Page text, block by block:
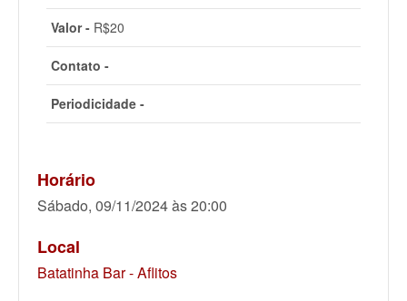
Valor - R$20
Contato -
Periodicidade -
Horário
Sábado, 09/11/2024 às 20:00
Local
Batatinha Bar - Aflitos